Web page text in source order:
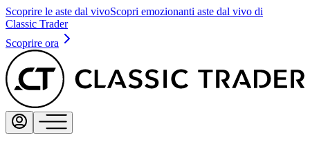
Scoprire le aste dal vivoScopri emozionanti aste dal vivo di
Classic Trader
Scoprire ora